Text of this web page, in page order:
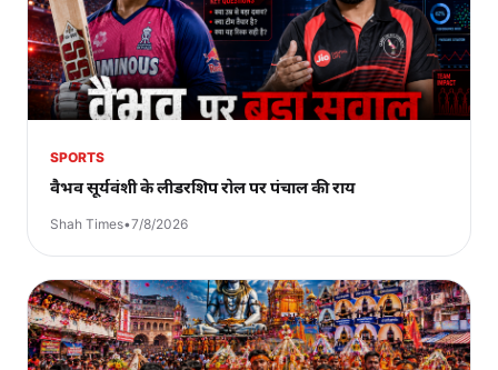
SPORTS
वैभव सूर्यवंशी के लीडरशिप रोल पर पंचाल की राय
Shah Times•7/8/2026